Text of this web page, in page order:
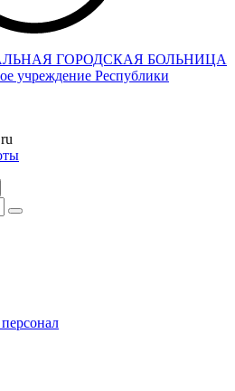
ГОРОДСКАЯ БОЛЬНИЦА
учреждение Республики